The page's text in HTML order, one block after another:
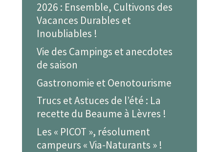
2026 : Ensemble, Cultivons des
Vacances Durables et
Inoubliables !
Vie des Campings et anecdotes
de saison
Gastronomie et Oenotourisme
Trucs et Astuces de l’été : La
recette du Beaume à Lèvres !
Les « PICOT », résolument
campeurs « Via-Naturants » !